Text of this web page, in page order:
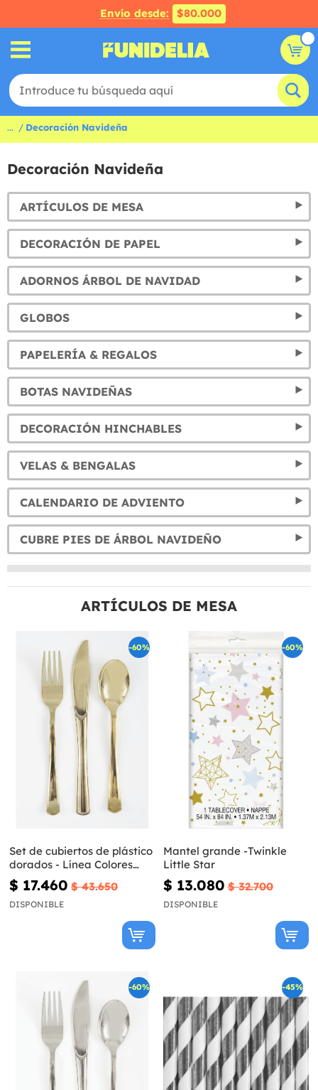
Envío desde: $80.000
... Decoración Navideña
Decoración Navideña
ARTÍCULOS DE MESA
DECORACIÓN DE PAPEL
ADORNOS ÁRBOL DE NAVIDAD
GLOBOS
PAPELERÍA & REGALOS
BOTAS NAVIDEÑAS
DECORACIÓN HINCHABLES
VELAS & BENGALAS
CALENDARIO DE ADVIENTO
CUBRE PIES DE ÁRBOL NAVIDEÑO
ARTÍCULOS DE MESA
-60%
Set de cubiertos de plástico
dorados - Línea Colores
Básicos
$ 17.460 $ 43.650
DISPONIBLE
-60%
Mantel grande -Twinkle
Little Star
$ 13.080 $ 32.700
DISPONIBLE
-60% -45%